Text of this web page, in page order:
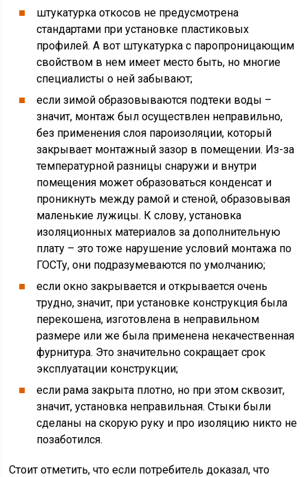
штукатурка откосов не предусмотрена
стандартами при установке пластиковых
профилей. А вот штукатурка с паропроницающим
свойством в нем имеет место быть, но многие
специалисты о ней забывают;
если зимой образовываются подтеки воды –
значит, монтаж был осуществлен неправильно,
без применения слоя пароизоляции, который
закрывает монтажный зазор в помещении. Из-за
температурной разницы снаружи и внутри
помещения может образоваться конденсат и
проникнуть между рамой и стеной, образовывая
маленькие лужицы. К слову, установка
изоляционных материалов за дополнительную
плату – это тоже нарушение условий монтажа по
ГОСТу, они подразумеваются по умолчанию;
если окно закрывается и открывается очень
трудно, значит, при установке конструкция была
перекошена, изготовлена в неправильном
размере или же была применена некачественная
фурнитура. Это значительно сокращает срок
эксплуатации конструкции;
если рама закрыта плотно, но при этом сквозит,
значит, установка неправильная. Стыки были
сделаны на скорую руку и про изоляцию никто не
позаботился.
Стоит отметить, что если потребитель доказал, что